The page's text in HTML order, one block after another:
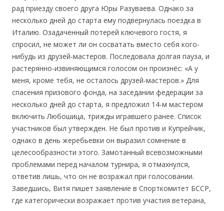
рад приезду своего друга Юры Разуваева. Однако за
несколько дней до старта ему подвернулась поездка в
Италию. Озадаченный потерей ключевого гостя, я
спросил, не может ли он сосватать вместо себя кого-
нибудь из друзей-мастеров. Последовала долгая пауза, и
растерянно-извиняющимся голосом он произнёс: «А у
меня, кроме тебя, не осталось друзей-мастеров.» Для
спасения призового фонда, на заседании федерации за
несколько дней до старта, я предложил 14-м мастером
включить Любошица, трижды игравшего ранее. Список
участников был утвержден. Не был против и Купрейчик,
однако в день жеребьевки он выразил сомнение в
целесообразности этого. Замотанный всевозможными
проблемами перед началом турнира, я отмахнулся,
ответив лишь, что он не возражал при голосовании.
Заведшись, Витя пишет заявление в Спорткомитет БССР,
где категорически возражает против участия ветерана,